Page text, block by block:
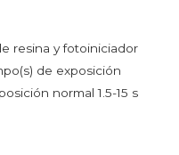
resina y fotoiniciador
de exposición
normal 1.5-15 s